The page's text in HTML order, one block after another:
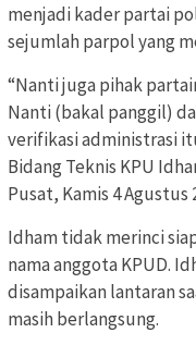
menjadi kader partai
sejumlah parpol yang
“Nanti juga pihak
Nanti (bakal panggil)
verifikasi administrasi
Bidang Teknis KPU
Pusat, Kamis 4 Agustus
Idham tidak merinci
nama anggota KPUD.
disampaikan lantaran
masih berlangsung.